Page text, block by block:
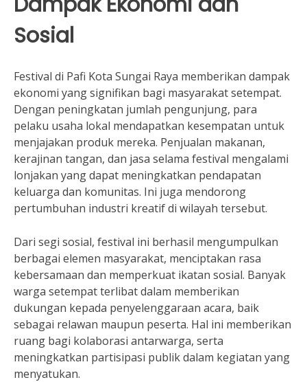
Sosial
Festival di Pafi Kota Sungai Raya memberikan dampak
ekonomi yang signifikan bagi masyarakat setempat.
Dengan peningkatan jumlah pengunjung, para
pelaku usaha lokal mendapatkan kesempatan untuk
menjajakan produk mereka. Penjualan makanan,
kerajinan tangan, dan jasa selama festival mengalami
lonjakan yang dapat meningkatkan pendapatan
keluarga dan komunitas. Ini juga mendorong
pertumbuhan industri kreatif di wilayah tersebut.
Dari segi sosial, festival ini berhasil mengumpulkan
berbagai elemen masyarakat, menciptakan rasa
kebersamaan dan memperkuat ikatan sosial. Banyak
warga setempat terlibat dalam memberikan
dukungan kepada penyelenggaraan acara, baik
sebagai relawan maupun peserta. Hal ini memberikan
ruang bagi kolaborasi antarwarga, serta
meningkatkan partisipasi publik dalam kegiatan yang
menyatukan.